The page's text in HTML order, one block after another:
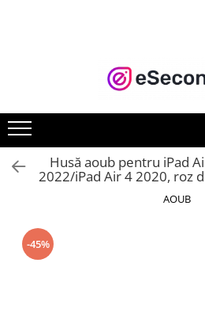
Accesorii Auto
Anvelope & Jante
Covorase auto
Echipamente pentru Atelier
Moto
Reparatii si echipamente auto
Husă aoub pentru iPad
2022/iPad Air 4 2020, roz
AOUB
-45%